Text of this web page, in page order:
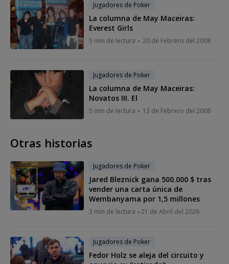
Jugadores de Poker
La columna de May Maceiras:
Everest Girls
5 min de lectura 20 de Febrero del 2008
Jugadores de Poker
La columna de May Maceiras:
Novatos III. El
5 min de lectura 13 de Febrero del 2008
Otras historias
Jugadores de Poker
Jared Bleznick gana 500.000 $ tras
vender una carta única de
Wembanyama por 1,5 millones
3 min de lectura 21 de Abril del 2026
Jugadores de Poker
Fedor Holz se aleja del circuito y